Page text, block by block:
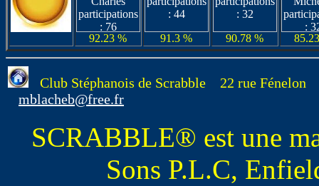
92.23 % 91.3 % 90.78 %
Club Stéphanois de Scrabble 22 rue
mblacheb@free.fr
SCRABBLE® est une
Sons P.L.C,